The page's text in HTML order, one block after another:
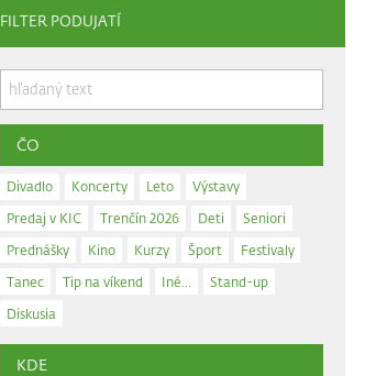
FILTER PODUJATÍ
ČO
Divadlo Koncerty Leto
Výstavy
Predaj v KIC
Trenčín 2026 Deti
Seniori
Prednášky
Kino Kurzy Šport
Festivaly
Tanec
Tip na víkend Iné...
Stand-up
Diskusia
KDE